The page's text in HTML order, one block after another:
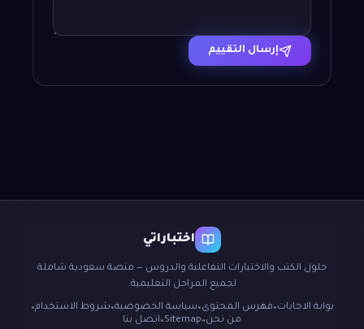
إرسال التقييم
اختباراتي
حلول الكتب والاختبارات التفاعلية والدروس — منصة سعودية شاملة
لجميع المراحل التعليمية.
بوابة الاجابات ● فهرس المحتوى ● سياسة الخصوصية● شروط الاستخدام●
من نحن ●
Sitemap
● اتصل بنا